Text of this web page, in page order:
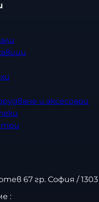
и аксесоари
67 гр. София / 1303
: